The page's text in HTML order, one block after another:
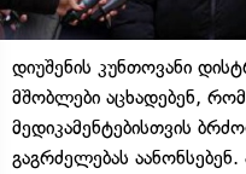
დიუშენის კუნთოვანი
მშობლები აცხადებენ,
მედიკამენტებისთვის
გაგრძელებას